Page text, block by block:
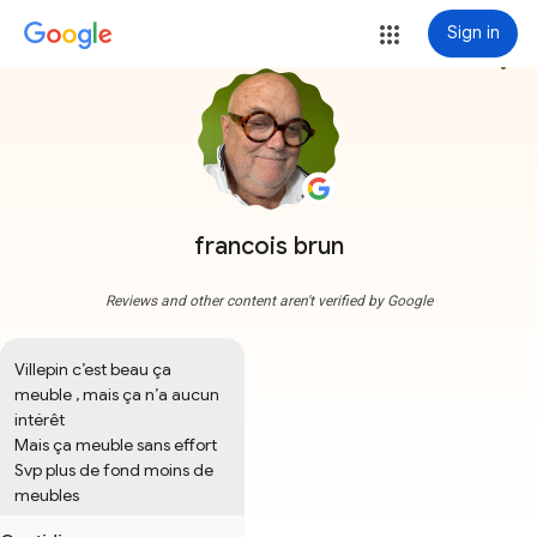
Sign in
francois brun
more_vert
Reviews and other content aren't verified by Google
Villepin c’est beau ça
meuble , mais ça n’a aucun
intérêt
Mais ça meuble sans effort
Svp plus de fond moins de
meubles